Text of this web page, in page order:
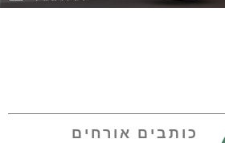
כותבים אורחים